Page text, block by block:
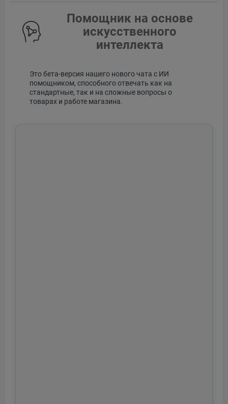
Помощник на основе
искусственного
интеллекта
Это бета-версия нашего нового чата с ИИ
помощником, способного отвечать как на
стандартные, так и на сложные вопросы о
товарах и работе магазина.